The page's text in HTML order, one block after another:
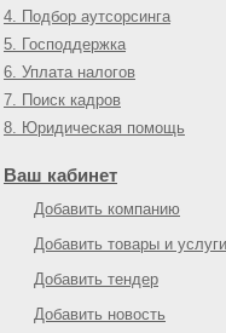
4. Подбор аутсорсинга
5. Господдержка
6. Уплата налогов
7. Поиск кадров
8. Юридическая помощь
Ваш кабинет
Добавить компанию
Добавить товары и услуги
Добавить тендер
Добавить новость